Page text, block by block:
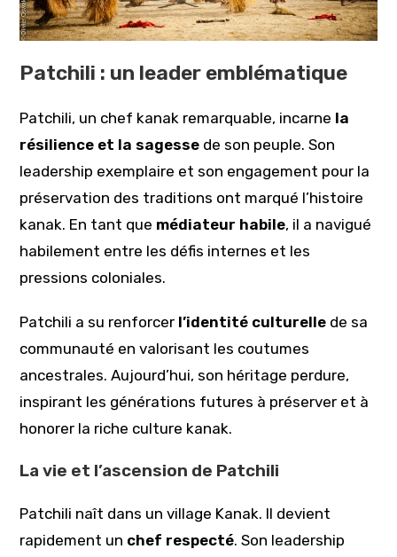
Patchili : un leader emblématique
Patchili, un chef kanak remarquable, incarne la
résilience et la sagesse de son peuple. Son
leadership exemplaire et son engagement pour la
préservation des traditions ont marqué l’histoire
kanak. En tant que médiateur habile, il a navigué
habilement entre les défis internes et les
pressions coloniales.
Patchili a su renforcer l’identité culturelle de sa
communauté en valorisant les coutumes
ancestrales. Aujourd’hui, son héritage perdure,
inspirant les générations futures à préserver et à
honorer la riche culture kanak.
La vie et l’ascension de Patchili
Patchili naît dans un village Kanak. Il devient
rapidement un chef respecté. Son leadership